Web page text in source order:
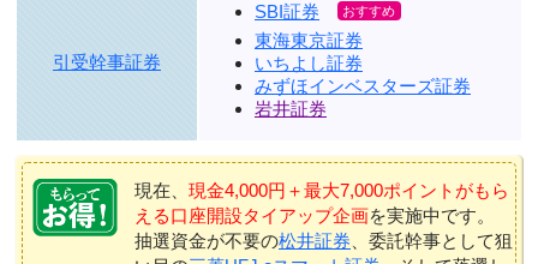
引受幹事証券
SBI証券
東海東京証券
いちよし証券
みずほインベスターズ証券
岩井証券
現在、 現金4,000円＋最大7,000ポイントがもら
える口座開設タイアップ企画を実施中です。
抽選資金が不要の松井証券 、委託幹事として狙